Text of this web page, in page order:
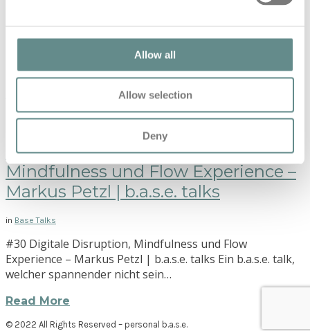
Allow all
Allow selection
Deny
#73 Rudern zum Erfolg: Spitzensport, Teamarbeit und
Unternehmertum | b.a.s.e. talks In dieser Folge der
b.a.s.e. Talks habe ich mich…
#30 Digitale Disruption,
Mindfulness und Flow Experience –
Markus Petzl | b.a.s.e. talks
in Base Talks
#30 Digitale Disruption, Mindfulness und Flow
Experience – Markus Petzl | b.a.s.e. talks Ein b.a.s.e. talk,
welcher spannender nicht sein…
Read More
© 2022 All Rights Reserved – personal b.a.s.e.